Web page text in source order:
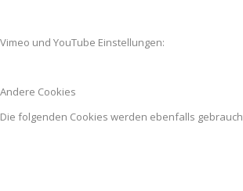
Vimeo und YouTube Einstellungen:
Andere Cookies
Die folgenden Cookies werden ebenfalls